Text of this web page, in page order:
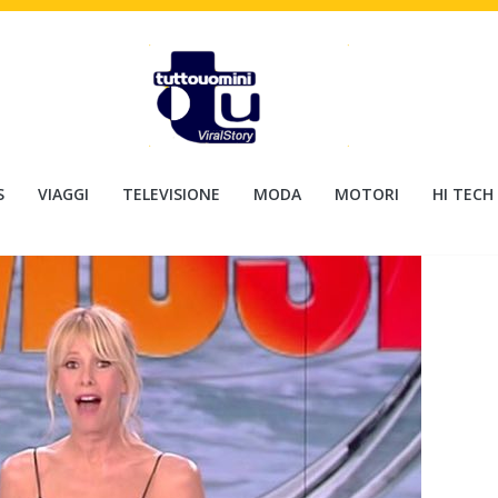
VIAGGI TELEVISIONE MODA MOTORI HI TECH